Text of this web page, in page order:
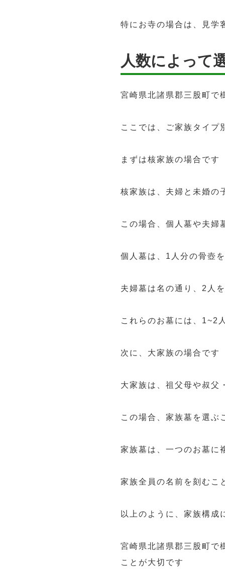
特にお寺の場合は、見学
人数によって
宮崎県北諸県郡三股町で
ここでは、ご家族タイプ
まずは核家族の場合です
核家族は、夫婦と未婚の
この場合、個人墓や夫婦
個人墓は、1人分の骨壺
夫婦墓は名の通り、2人
これらのお墓には、1~2
次に、大家族の場合です
大家族は、祖父母や叔父
この場合、家族墓を選ぶ
家族墓は、一つのお墓に
家族全員の名前を刻むこ
以上のように、家族構成
宮崎県北諸県郡三股町で
ことが大切です